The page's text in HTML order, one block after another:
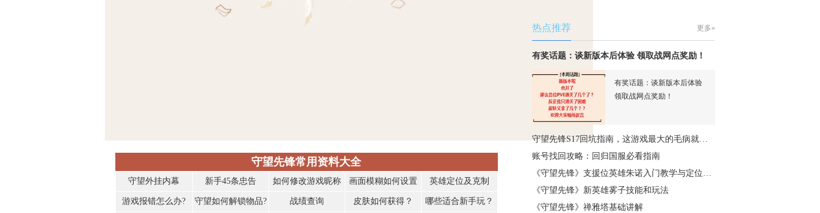
守望先锋常用资料大全
守望外挂内幕 新手45条忠告 如何修改游戏昵称 画面模糊如何设置 英雄定位及克制
游戏报错怎么办? 守望如何解锁物品? 战绩查询 皮肤如何获得？ 哪些适合新手玩？
热点推荐 更多»
有奖话题：谈新版本后体验 领取战网点奖励！
有奖话题：谈新版本后体验
领取战网点奖励！
守望先锋S17回坑指南，这游戏最大的毛病就…
账号找回攻略：回归国服必看指南
《守望先锋》支援位英雄朱诺入门教学与定位…
《守望先锋》新英雄雾子技能和玩法
《守望先锋》禅雅塔基础讲解